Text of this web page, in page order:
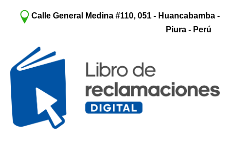
Calle General Medina #110, 051 - Huancabamba -
Piura - Perú